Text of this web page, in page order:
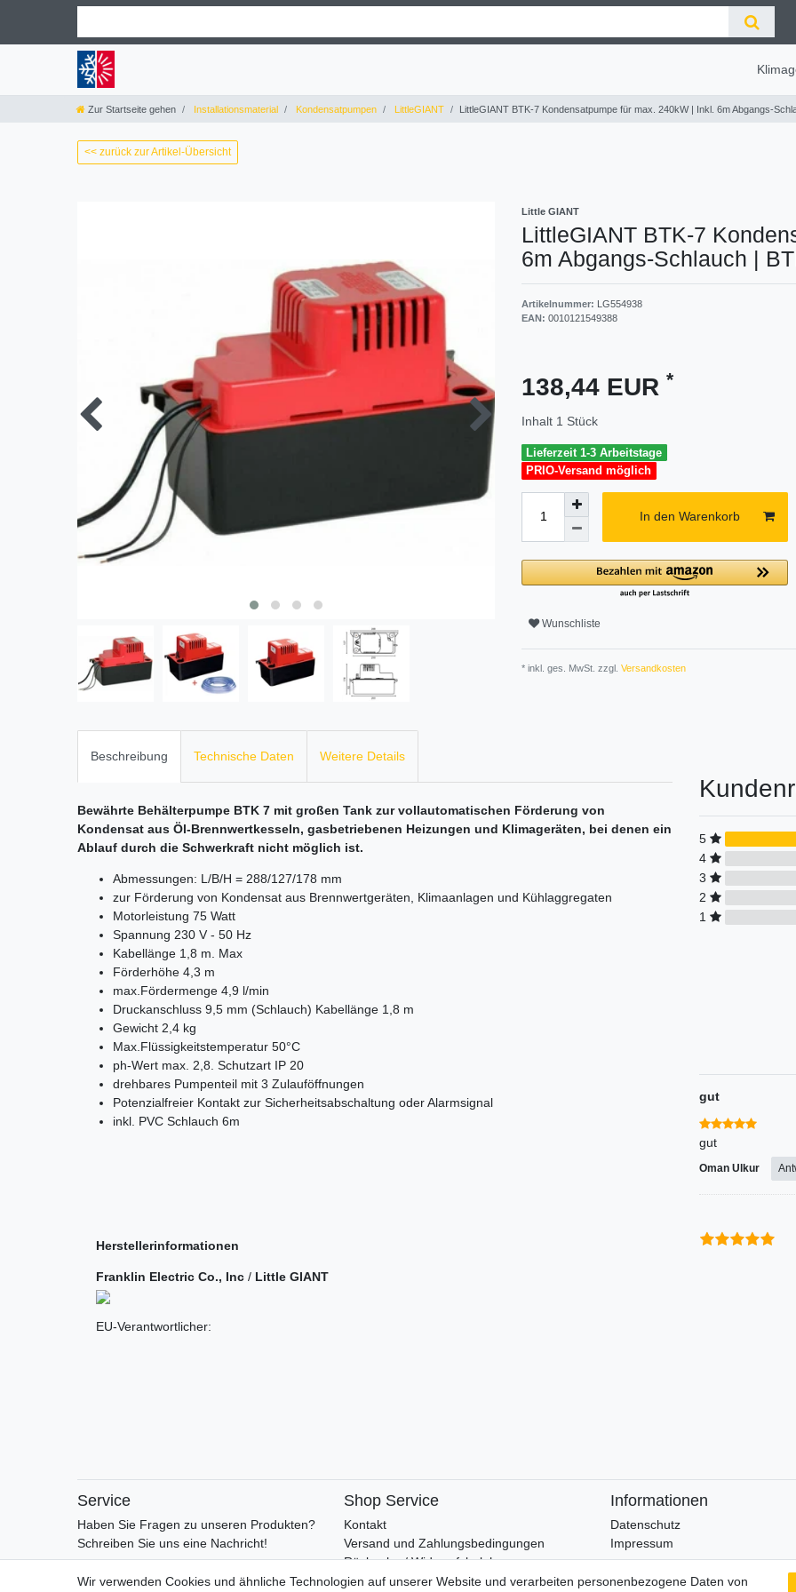
Zur Startseite gehen Installationsmaterial Kondensatpumpen LittleGIANT LittleGIANT BTK-7 Kondensatpumpe für max. 240kW | Inkl. 6m Abgangs-
<< zurück zur Artikel-Übersicht
Little GIANT
LittleGIANT BTK-7
6m Abgangs-Schlauch |
Artikelnummer: LG554938
EAN: 0010121549388
138,44 EUR *
Inhalt 1 Stück
Lieferzeit 1-3 Arbeitstage
PRIO-Versand möglich
In den Warenkorb
Wunschliste
* inkl. ges. MwSt. zzgl. Versandkosten
Beschreibung Technische Daten Weitere Details
Bewährte Behälterpumpe BTK 7 mit großen Tank zur vollautomatischen Förderung von
Kondensat aus Öl-Brennwertkesseln, gasbetriebenen Heizungen und Klimageräten, bei denen ein
Ablauf durch die Schwerkraft nicht möglich ist.
Abmessungen: L/B/H = 288/127/178 mm
zur Förderung von Kondensat aus Brennwertgeräten, Klimaanlagen und Kühlaggregaten
Motorleistung 75 Watt
Spannung 230 V - 50 Hz
Kabellänge 1,8 m. Max
Förderhöhe 4,3 m
max.Fördermenge 4,9 l/min
Druckanschluss 9,5 mm (Schlauch) Kabellänge 1,8 m
Gewicht 2,4 kg
Max.Flüssigkeitstemperatur 50°C
ph-Wert max. 2,8. Schutzart IP 20
drehbares Pumpenteil mit 3 Zulauföffnungen
Potenzialfreier Kontakt zur Sicherheitsabschaltung oder Alarmsignal
inkl. PVC Schlauch 6m
Herstellerinformationen
Franklin Electric Co., Inc / Little GIANT
EU-Verantwortlicher:
5
4
3
2
1
gut
gut
Oman Ulkur
Service
Haben Sie Fragen zu unseren Produkten?
Schreiben Sie uns eine Nachricht!
Shop Service
Kontakt
Versand und Zahlungsbedingungen
Rückgabe / Widerrufsbelehrung
Retoure
Informationen
Datenschutz
Impressum
Wir verwenden Cookies und ähnliche Technologien auf unserer Website und verarbeiten personenbezogene Daten von